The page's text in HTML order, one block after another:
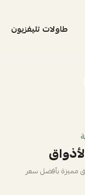
طاولات تليفزيون
مميزة بأفضل سعر